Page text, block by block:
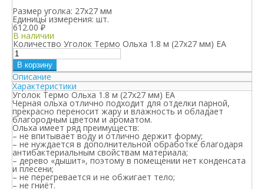
Размер уголка: 27х27 мм
Единицы измерения: шт.
612.00₽
В наличии
Количество Уголок Термо Ольха 1.8 м (27х27 мм) ЕА
В корзину
Описание
Характеристики
Уголок Термо Ольха 1.8 м (27х27 мм) ЕА
Черная ольха отлично подходит для отделки парной,
прекрасно переносит жару и влажность и обладает
благородным цветом и ароматом.
Ольха имеет ряд преимуществ:
– не впитывает воду и отлично держит форму;
– не нуждается в дополнительной обработке благодаря
антибактериальным свойствам материала;
– дерево «дышит», поэтому в помещении нет конденсата
и плесени;
– не перегревается и не обжигает тело;
– не гниёт.